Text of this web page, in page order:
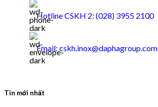
Hotline CSKH 2: (028) 3955 2100
Email: cskh.inox@daphagroup.com
Tin mới nhất